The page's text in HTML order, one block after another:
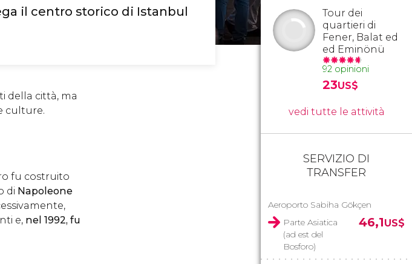
il centro storico di Istanbul
della città, ma
culture.
fu costruito
di Napoleone
e, nel 1992, fu
Tour dei
quartieri di
Fener, Balat ed
ed Eminönü
92 opinioni
23US$
vedi tutte le attività
SERVIZIO DI
TRANSFER
Aeroporto Sabiha Gökçen
Parte Asiatica
(ad est del
Bosforo)
46,1US$